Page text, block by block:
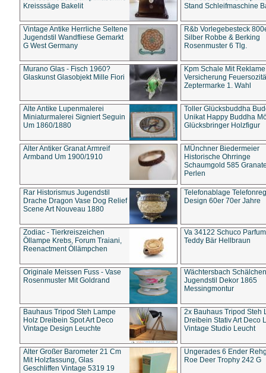
Kreisssäge Bakelit
Stand Schleifmaschine
Vintage Antike Herrliche Seltene
Jugendstil Wandfliese Gemarkt
G West Germany
R&b Vorlegebesteck
Silber Robbe & Berking
Rosenmuster 6 Tlg.
Murano Glas - Fisch 1960?
Glaskunst Glasobjekt Mille Fiori
Kpm Schale Mit Reklame
Versicherung
Zeptermarke 1. Wahl
Alte Antike Lupenmalerei
Miniaturmalerei Signiert Seguin
Um 1860/1880
Toller Glücksbuddha
Unikat Happy Buddha
Glücksbringer Holzfigur
Alter Antiker Granat Armreif
Armband Um 1900/1910
MÜnchner Biedermeier
Historische Ohrringe
Schaumgold 585
Perlen
Rar Historismus Jugendstil
Drache Dragon Vase Dog Relief
Scene Art Nouveau 1880
Telefonablage
Design 60er 70er Jahre
Zodiac - Tierkreiszeichen
Öllampe Krebs, Forum Traiani,
Reenactment Öllämpchen
Va 34122 Schuco
Teddy Bär Hellbraun
Originale Meissen Fuss - Vase
Rosenmuster Mit Goldrand
Wächtersbach Schälchen
Jugendstil Dekor 1865
Messingmontur
Bauhaus Tripod Steh Lampe
Holz Dreibein Spot Art Deco
Vintage Design Leuchte
2x Bauhaus Tripod Steh
Dreibein Stativ Art Deco
Vintage Studio Leucht
Alter Großer Barometer 21 Cm
Mit Holzfassung, Glas
Geschliffen Vintage 5319 19
Ungerades 6 Ender
Roe Deer Trophy 242 G